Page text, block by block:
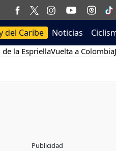
del Caribe Noticias
la EspriellaVuelta a Colombia